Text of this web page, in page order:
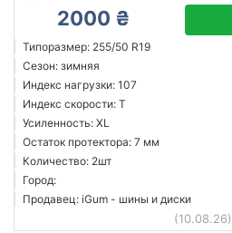
2000 ₴
Типоразмер: 255/50 R19
Сезон: зимняя
Индекс нагрузки: 107
Индекс скорости: T
Усиленность: XL
Остаток протектора: 7 мм
Количество: 2шт
Город:
Продавец: iGum - шины и диски
(10.08.26)